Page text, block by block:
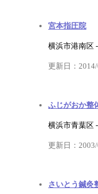
宮本指圧院
横浜市港南区
更新日：
ふじがおか整
横浜市青葉区
更新日：
さいとう鍼灸